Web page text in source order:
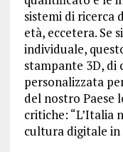
sistemi di ricerca
età, eccetera. Se
individuale,
stampante 3D, di
personalizzata
del nostro Paese
critiche: “L’Italia
cultura digitale in